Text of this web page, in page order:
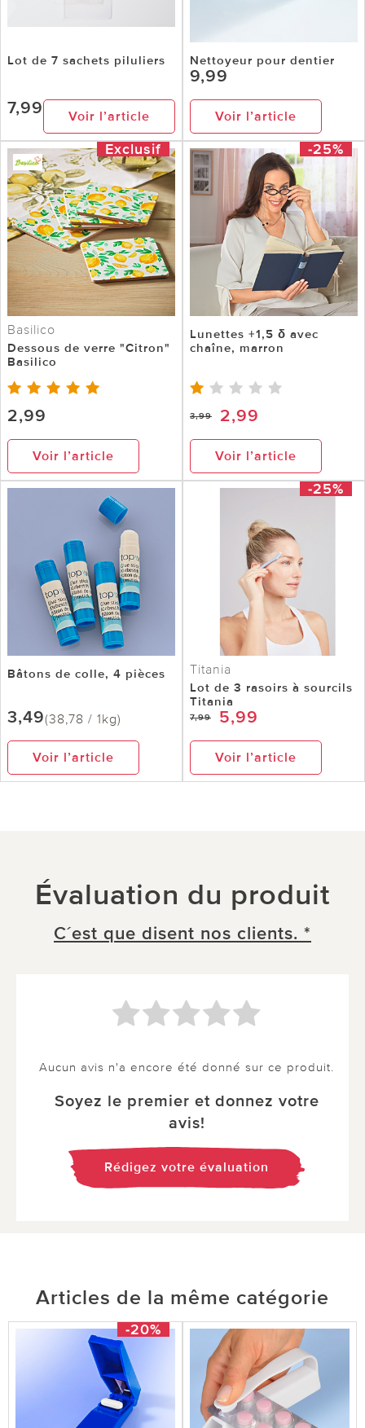
Lot de 7 sachets piluliers
7,99 Voir l’article
Nettoyeur pour dentier
9,99
Voir l’article
Exclusif
Basilico
Dessous de verre "Citron"
Basilico
2,99
Voir l’article
-25%
Lunettes +1,5 δ avec
chaîne, marron
3,99 2,99
Voir l’article
Bâtons de colle, 4 pièces
3,49(38,78 / 1kg)
Voir l’article
-25%
Titania
Lot de 3 rasoirs à sourcils
Titania
7,99 5,99
Voir l’article
Évaluation du produit
C´est que disent nos clients. *
Aucun avis n'a encore été donné sur ce produit.
Soyez le premier et donnez votre
avis!
Rédigez votre évaluation
Articles de la même catégorie
-20%